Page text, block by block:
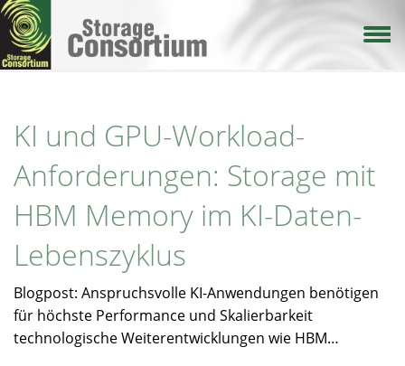
Direkt
zum
Inhalt
KI und GPU-Workload-
Anforderungen: Storage mit
HBM Memory im KI-Daten-
Lebenszyklus
Blogpost: Anspruchsvolle KI-Anwendungen benötigen
für höchste Performance und Skalierbarkeit
technologische Weiterentwicklungen wie HBM…